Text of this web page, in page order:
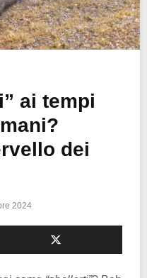
ai tempi
dei
2024